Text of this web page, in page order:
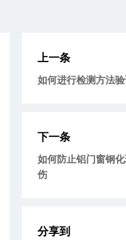
上一条
如何进行检测方法
下一条
如何防止铝门窗钢
伤
分享到